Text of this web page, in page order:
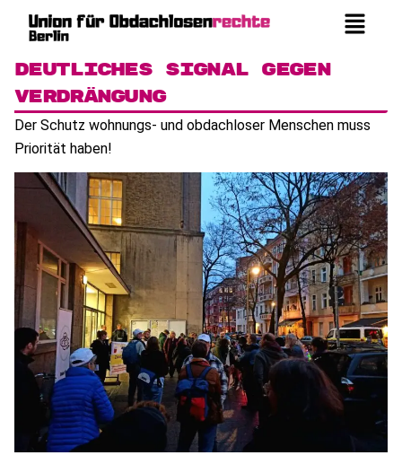
Deutliches Signal gegen
Verdrängung
Der Schutz wohnungs- und obdachloser Menschen muss
Priorität haben!